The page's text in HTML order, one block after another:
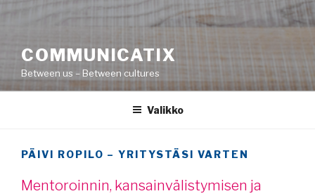
COMMUNICATIX
Between us – Between cultures
Valikko
PÄIVI ROPILO – YRITYSTÄSI VARTEN
Mentoroinnin, kansainvälistymisen ja